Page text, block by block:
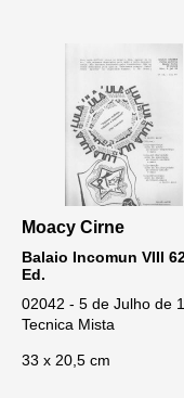
Moacy Cirne
Balaio Incomun VIII
Ed.
02042 - 5 de Julho de
Tecnica Mista
33 x 20,5 cm